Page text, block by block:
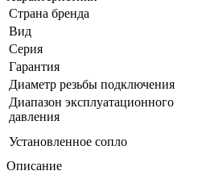
Страна бренда
Вид
Серия
Гарантия
Диаметр резьбы подключения
Диапазон эксплуатационного
давления
Установленное сопло
Описание